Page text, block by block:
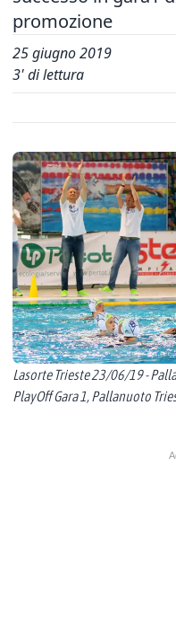
promozione
25 giugno 2019
3' di lettura
Lasorte Trieste 23/06/19 -
PlayOff Gara 1, Pallanuoto